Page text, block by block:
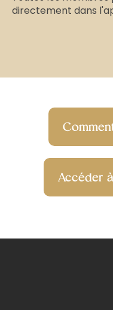
directement dans
Accéder